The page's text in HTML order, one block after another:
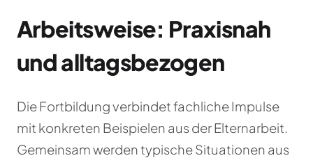
Arbeitsweise: Praxisnah
und alltagsbezogen
Die Fortbildung verbindet fachliche Impulse
mit konkreten Beispielen aus der Elternarbeit.
Gemeinsam werden typische Situationen aus